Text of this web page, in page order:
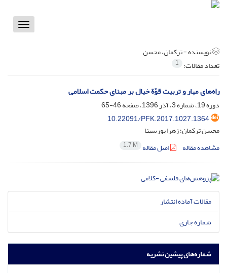
Toggle
نویسنده =ترکمان، محسن
تعداد مقالات: 1
راه‌های مهار و تربیت قوّة خیال بر مبنای حکمت اسلامی
دوره 19، شماره 3، آذر 1396، صفحه
46-65
10.22091/PFK.2017.1027.1364
محسن ترکمان؛ زهرا پورسینا
مشاهده مقاله
اصل مقاله 1.7 M
مقالات آماده انتشار
شماره جاری
شماره‌های پیشین نشریه